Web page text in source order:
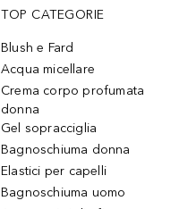
TOP CATEGORIE
Blush e Fard
Acqua micellare
Crema corpo profumata
donna
Gel sopracciglia
Bagnoschiuma donna
Elastici per capelli
Bagnoschiuma uomo